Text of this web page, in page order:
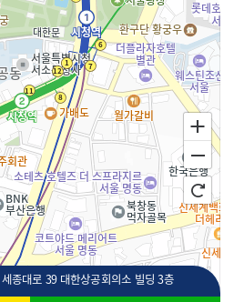
종대로 39 대한상공회의소 빌딩 3층